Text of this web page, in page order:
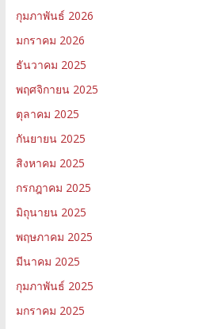
กุมภาพันธ์ 2026
มกราคม 2026
ธันวาคม 2025
พฤศจิกายน 2025
ตุลาคม 2025
กันยายน 2025
สิงหาคม 2025
กรกฎาคม 2025
มิถุนายน 2025
พฤษภาคม 2025
มีนาคม 2025
กุมภาพันธ์ 2025
มกราคม 2025